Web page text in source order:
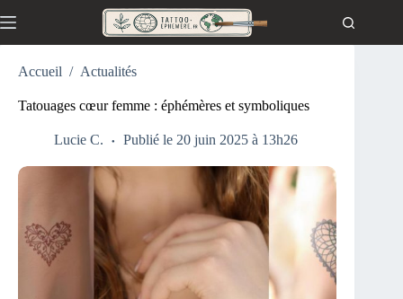
au
Accueil / Actualités
Tatouages cœur femme : éphémères et symboliques
Lucie C. Publié le 20 juin 2025 à 13h26